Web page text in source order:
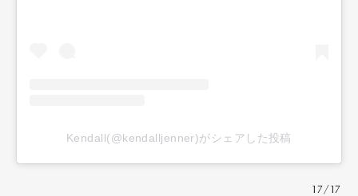
Kendall(@kendalljenner)がシェアした投稿
17/17